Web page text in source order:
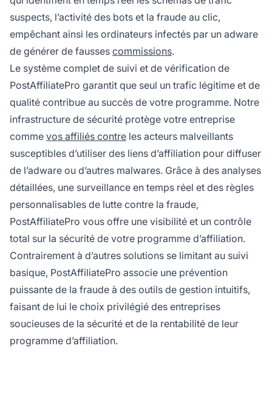
suspects, l’activité des bots et la fraude au clic,
empêchant ainsi les ordinateurs infectés par un adware
de générer de fausses commissions.
Le système complet de suivi et de vérification de
PostAffiliatePro garantit que seul un trafic légitime et de
qualité contribue au succès de votre programme. Notre
infrastructure de sécurité protège votre entreprise
comme vos affiliés contre les acteurs malveillants
susceptibles d’utiliser des liens d’affiliation pour diffuser
de l’adware ou d’autres malwares. Grâce à des analyses
détaillées, une surveillance en temps réel et des règles
personnalisables de lutte contre la fraude,
PostAffiliatePro vous offre une visibilité et un contrôle
total sur la sécurité de votre programme d’affiliation.
Contrairement à d’autres solutions se limitant au suivi
basique, PostAffiliatePro associe une prévention
puissante de la fraude à des outils de gestion intuitifs,
faisant de lui le choix privilégié des entreprises
soucieuses de la sécurité et de la rentabilité de leur
programme d’affiliation.